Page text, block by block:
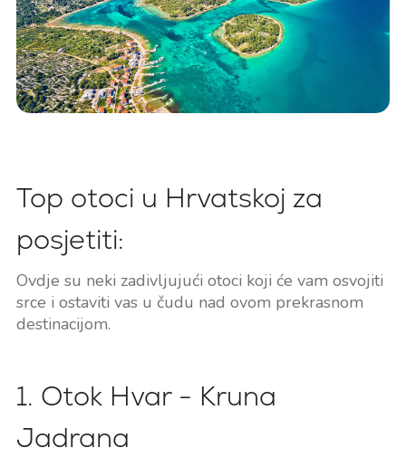
Top otoci u Hrvatskoj za
posjetiti:
Ovdje su neki zadivljujući otoci koji će vam osvojiti
srce i ostaviti vas u čudu nad ovom prekrasnom
destinacijom.
1. Otok Hvar - Kruna
Jadrana